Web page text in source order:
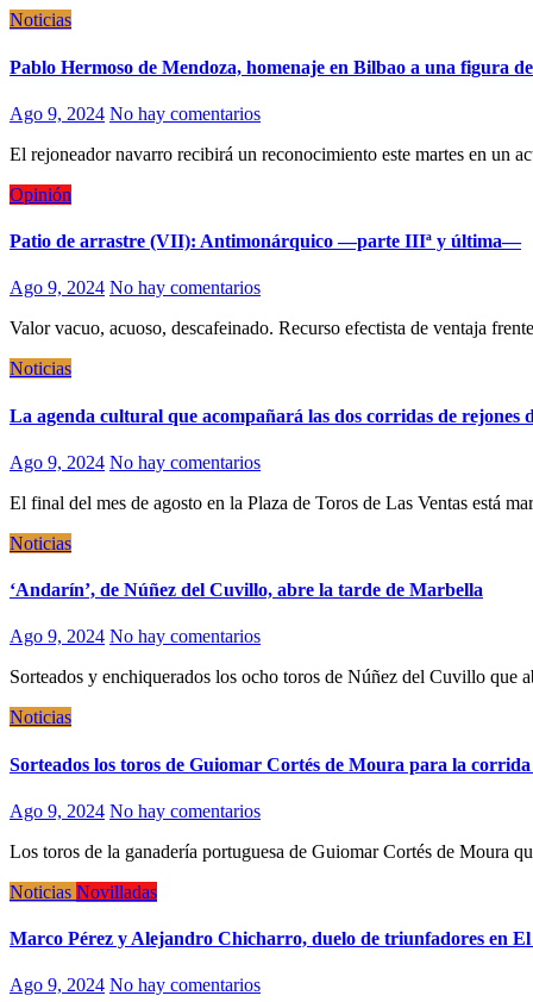
Noticias
Pablo Hermoso de Mendoza, homenaje en Bilbao a una figura
Ago 9, 2024 No hay comentarios
El rejoneador navarro recibirá un reconocimiento este martes en un
Opinión
Patio de arrastre (VII): Antimonárquico —parte IIIª y última—
Ago 9, 2024 No hay comentarios
Valor vacuo, acuoso, descafeinado. Recurso efectista de ventaja
Noticias
La agenda cultural que acompañará las dos corridas de rejones
Ago 9, 2024 No hay comentarios
El final del mes de agosto en la Plaza de Toros de Las Ventas está
Noticias
‘Andarín’, de Núñez del Cuvillo, abre la tarde de Marbella
Ago 9, 2024 No hay comentarios
Sorteados y enchiquerados los ocho toros de Núñez del Cuvillo
Noticias
Sorteados los toros de Guiomar Cortés de Moura para la
Ago 9, 2024 No hay comentarios
Los toros de la ganadería portuguesa de Guiomar Cortés de Moura
Noticias Novilladas
Marco Pérez y Alejandro Chicharro, duelo de triunfadores en
Ago 9, 2024 No hay comentarios